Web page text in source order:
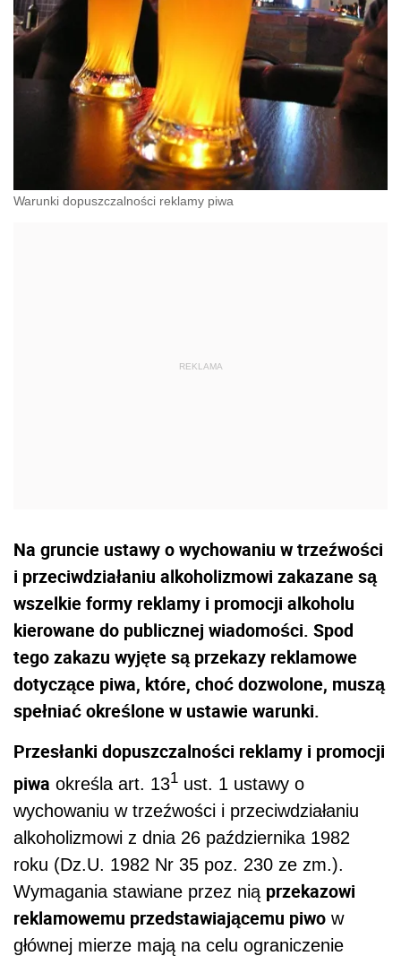
Warunki dopuszczalności reklamy piwa
Na gruncie ustawy o wychowaniu w trzeźwości
i przeciwdziałaniu alkoholizmowi zakazane są
wszelkie formy reklamy i promocji alkoholu
kierowane do publicznej wiadomości. Spod
tego zakazu wyjęte są przekazy reklamowe
dotyczące piwa, które, choć dozwolone, muszą
spełniać określone w ustawie warunki.
Przesłanki dopuszczalności reklamy i promocji
piwa określa art. 131 ust. 1 ustawy o
wychowaniu w trzeźwości i przeciwdziałaniu
alkoholizmowi z dnia 26 października 1982
roku (Dz.U. 1982 Nr 35 poz. 230 ze zm.).
Wymagania stawiane przez nią przekazowi
reklamowemu przedstawiającemu piwo w
głównej mierze mają na celu ograniczenie